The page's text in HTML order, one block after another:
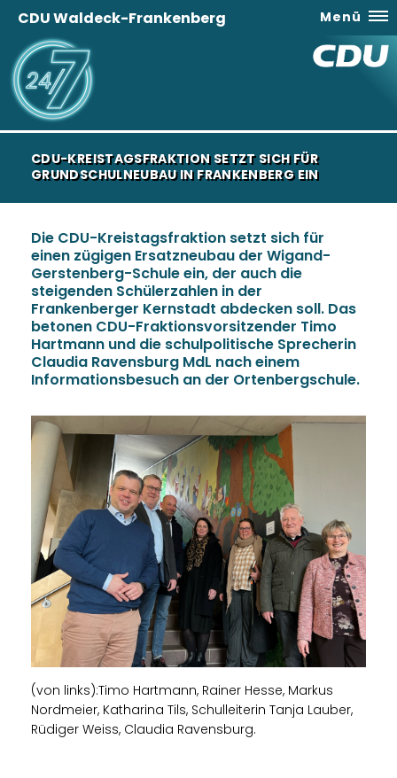
CDU Waldeck-Frankenberg Menü
CDU-KREISTAGSFRAKTION SETZT SICH FÜR
GRUNDSCHULNEUBAU IN FRANKENBERG EIN
Die CDU-Kreistagsfraktion setzt sich für
einen zügigen Ersatzneubau der Wigand-
Gerstenberg-Schule ein, der auch die
steigenden Schülerzahlen in der
Frankenberger Kernstadt abdecken soll. Das
betonen CDU-Fraktionsvorsitzender Timo
Hartmann und die schulpolitische Sprecherin
Claudia Ravensburg MdL nach einem
Informationsbesuch an der Ortenbergschule.
(von links):Timo Hartmann, Rainer Hesse, Markus
Nordmeier, Katharina Tils, Schulleiterin Tanja Lauber,
Rüdiger Weiss, Claudia Ravensburg.